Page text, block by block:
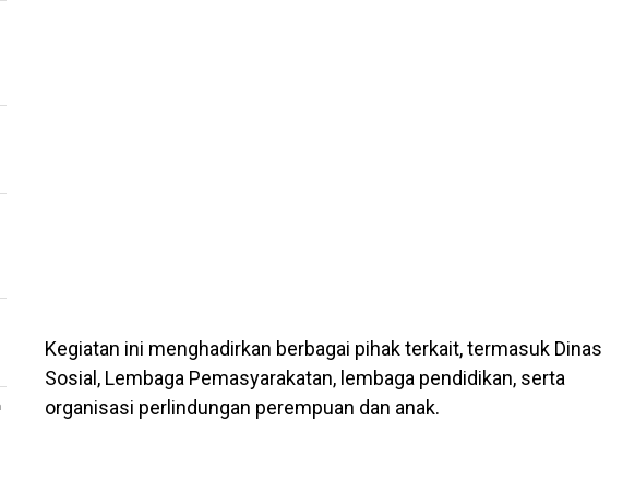
Kegiatan ini menghadirkan berbagai pihak terkait, termasuk Dinas
Sosial, Lembaga Pemasyarakatan, lembaga pendidikan, serta
organisasi perlindungan perempuan dan anak.